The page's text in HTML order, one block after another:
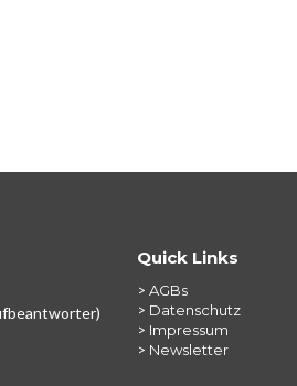
Quick Links
> AGBs
> Datenschutz
> Impressum
> Newsletter